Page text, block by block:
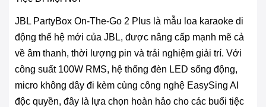
JBL PartyBox On-The-Go 2 Plus là mẫu loa karaoke di
động thế hệ mới của JBL, được nâng cấp mạnh mẽ cả
về âm thanh, thời lượng pin và trải nghiệm giải trí. Với
công suất 100W RMS, hệ thống đèn LED sống động,
micro không dây đi kèm cùng công nghệ EasySing AI
độc quyền, đây là lựa chọn hoàn hảo cho các buổi tiệc